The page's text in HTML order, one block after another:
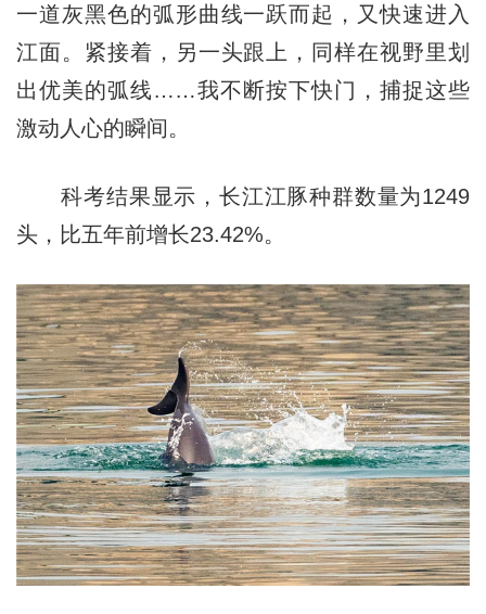
一道灰黑色的弧形曲线一跃而起，又快速进入
江面。紧接着，另一头跟上，同样在视野里划
出优美的弧线……我不断按下快门，捕捉这些
激动人心的瞬间。
科考结果显示，长江江豚种群数量为1249
头，比五年前增长23.42%。